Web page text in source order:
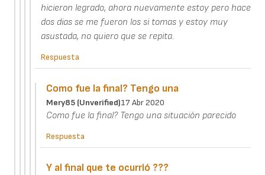
hicieron legrado, ahora nuevamente estoy pero hace
dos dias se me fueron los si tomas y estoy muy
asustada, no quiero que se repita.
Respuesta
Como fue la final? Tengo una
Mery85 (unverified)17 Abr 2020
Como fue la final? Tengo una situación parecido
Respuesta
Y al final que te ocurrió ???